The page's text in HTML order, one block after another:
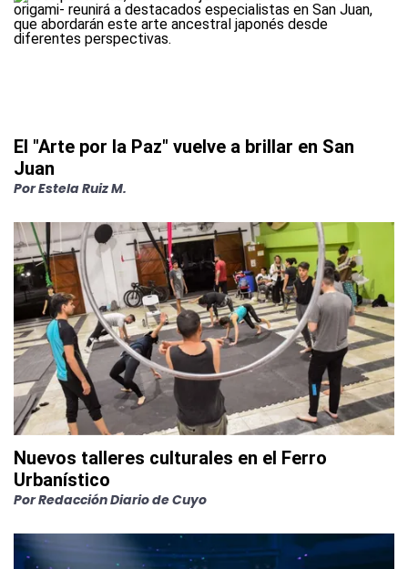
El "Arte por la Paz" vuelve a brillar en San
Juan
PorEstela Ruiz M.
Nuevos talleres culturales en el Ferro
Urbanístico
PorRedacción Diario de Cuyo